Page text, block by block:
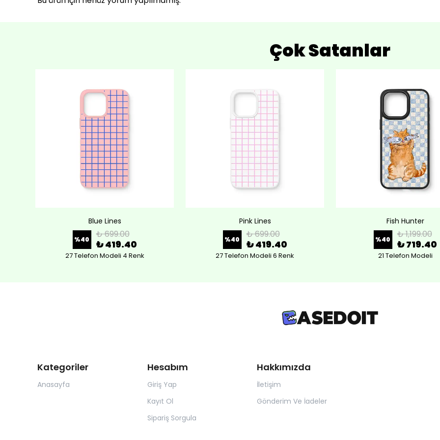
Çok Satanlar
Blue Lines
%40 ₺ 699.00
₺ 419.40
27 Telefon Modeli 4 Renk
Pink Lines
%40 ₺ 699.00
₺ 419.40
27 Telefon Modeli 6 Renk
Fish Hunter
%40 ₺ 1,199.00
₺ 719.40
21 Telefon Modeli
Kategoriler
Anasayfa
Hesabım
Giriş Yap
Kayıt Ol
Sipariş Sorgula
Hakkımızda
İletişim
Gönderim Ve İadeler